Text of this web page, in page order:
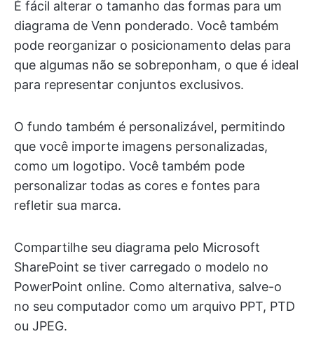
É fácil alterar o tamanho das formas para um
diagrama de Venn ponderado. Você também
pode reorganizar o posicionamento delas para
que algumas não se sobreponham, o que é ideal
para representar conjuntos exclusivos.
O fundo também é personalizável, permitindo
que você importe imagens personalizadas,
como um logotipo. Você também pode
personalizar todas as cores e fontes para
refletir sua marca.
Compartilhe seu diagrama pelo Microsoft
SharePoint se tiver carregado o modelo no
PowerPoint online. Como alternativa, salve-o
no seu computador como um arquivo PPT, PTD
ou JPEG.